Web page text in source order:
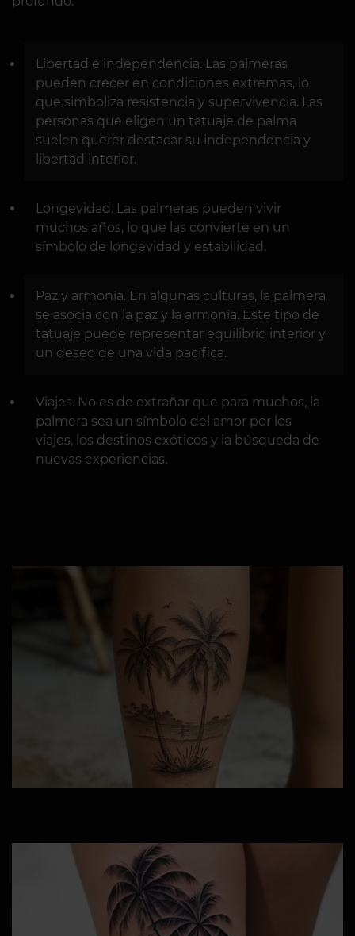
Libertad e independencia. Las palmeras
pueden crecer en condiciones extremas, lo
que simboliza resistencia y supervivencia. Las
personas que eligen un tatuaje de palma
suelen querer destacar su independencia y
libertad interior.
Longevidad. Las palmeras pueden vivir
muchos años, lo que las convierte en un
símbolo de longevidad y estabilidad.
Paz y armonía. En algunas culturas, la palmera
se asocia con la paz y la armonía. Este tipo de
tatuaje puede representar equilibrio interior y
un deseo de una vida pacífica.
Viajes. No es de extrañar que para muchos, la
palmera sea un símbolo del amor por los
viajes, los destinos exóticos y la búsqueda de
nuevas experiencias.